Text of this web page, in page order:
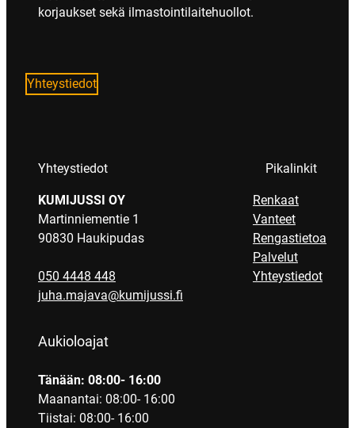
korjaukset sekä ilmastointilaitehuollot.
Yhteystiedot
Yhteystiedot
KUMIJUSSI OY
Martinniementie 1
90830 Haukipudas
050 4448 448
juha.majava@kumijussi.fi
Aukioloajat
Tänään: 08:00- 16:00
Maanantai: 08:00- 16:00
Tiistai: 08:00- 16:00
Pikalinkit
Renkaat
Vanteet
Rengastietoa
Palvelut
Yhteystiedot